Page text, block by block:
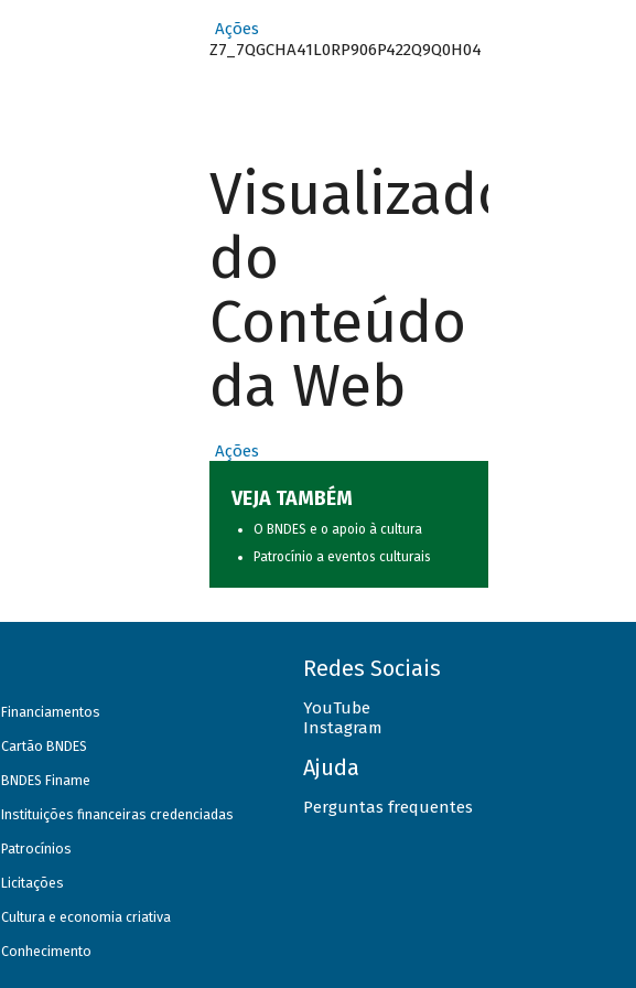
Ações
Z7_7QGCHA41L0RP906P422Q9Q0H04
Visualizador
do
Conteúdo
da Web
Ações
VEJA TAMBÉM
O BNDES e o apoio à cultura
Patrocínio a eventos culturais
Financiamentos
Cartão BNDES
BNDES Finame
Instituições financeiras credenciadas
Patrocínios
Licitações
Cultura e economia criativa
Conhecimento
Redes Sociais
YouTube
Instagram
Ajuda
Perguntas frequentes